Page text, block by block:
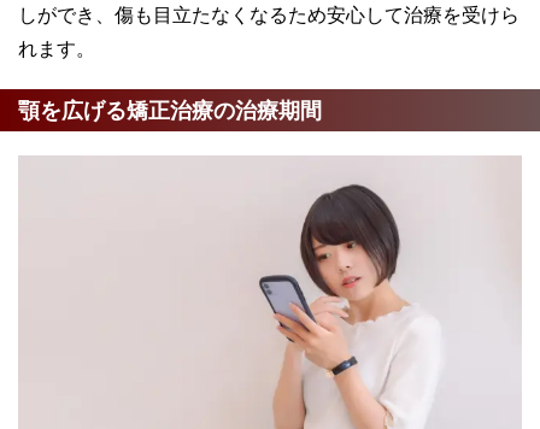
しができ、傷も目立たなくなるため安心して治療を受けら
れます。
顎を広げる矯正治療の治療期間